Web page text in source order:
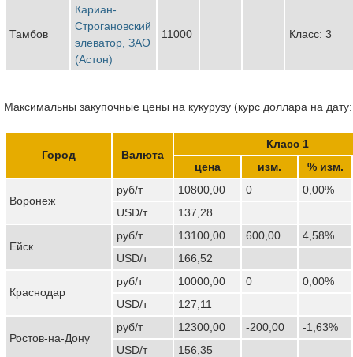
Тамбов
Кариан-
Строгановский
элеватор, ЗАО
(Астон)
11000 Класс: 3
Максимальны закупочные цены на кукурузу (курс доллара на
Город Валюта
Класс 1
цена
изм. % изм.
Воронеж
руб/т 10800,00 0
0,00%
USD/т
137,28
Ейск
руб/т 13100,00 600,00
4,58%
USD/т
166,52
Краснодар
руб/т 10000,00 0
0,00%
USD/т
127,11
Ростов-на-Дону
руб/т 12300,00 -200,00
-1,63%
USD/т
156,35